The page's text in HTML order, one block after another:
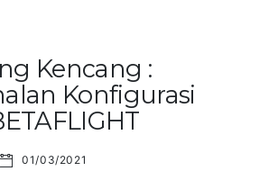
Kencang :
Konfigurasi
01/03/2021